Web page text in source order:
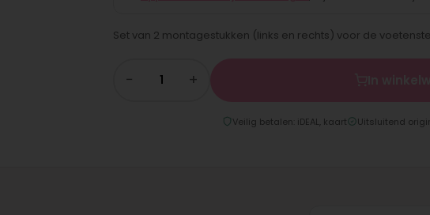
Set van 2 montagestukken (links en rechts) voor de
− +
Veilig betalen: iDEAL, kaart Uitsluitend